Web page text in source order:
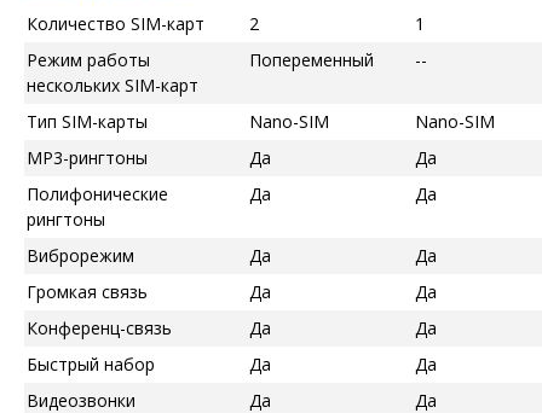
Количество SIM-карт
2
1
Режим работы
нескольких SIM-карт
Попеременный --
Тип SIM-карты Nano-SIM
Nano-SIM
MP3-рингтоны
Да
Да
Полифонические
рингтоны
Да Да
Виброрежим Да
Да
Громкая связь
Да
Да
Конференц-связь
Да
Да
Быстрый набор
Да
Да
Видеозвонки
Да
Да